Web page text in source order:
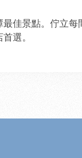
佳景點。佇立
選。